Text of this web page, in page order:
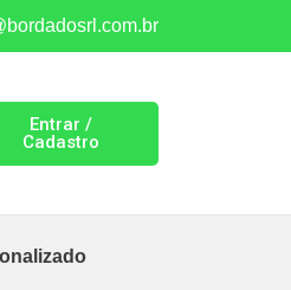
Entrar /
Cadastro